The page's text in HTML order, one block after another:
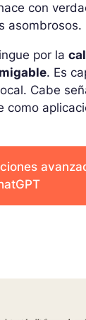
con
asombrosos.
por la
. Es
Cabe
como